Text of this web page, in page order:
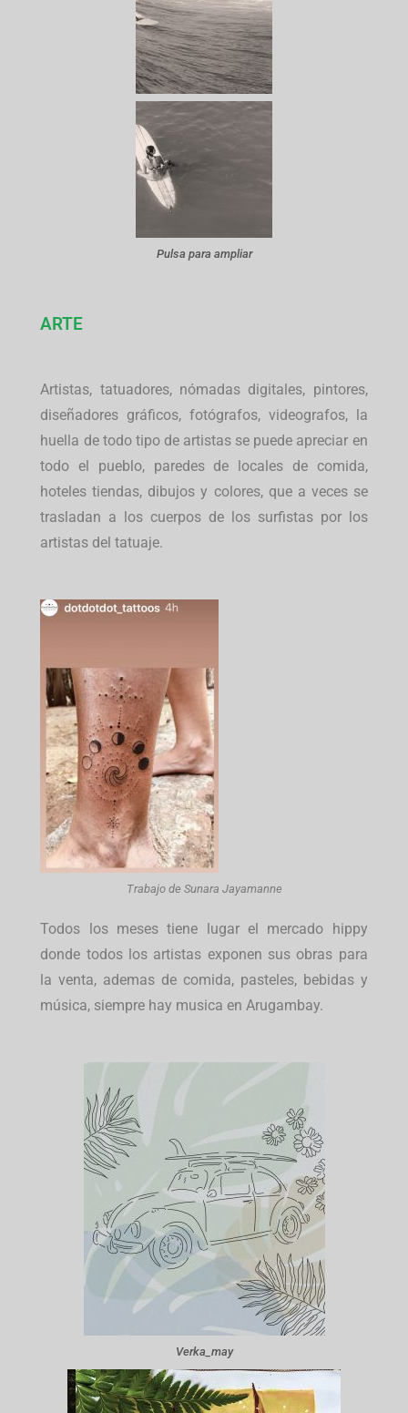
Pulsa para ampliar
ARTE
Artistas, tatuadores, nómadas digitales, pintores,
diseñadores gráficos, fotógrafos, videografos, la
huella de todo tipo de artistas se puede apreciar en
todo el pueblo, paredes de locales de comida,
hoteles tiendas, dibujos y colores, que a veces se
trasladan a los cuerpos de los surfistas por los
artistas del tatuaje.
Trabajo de Sunara Jayamanne
Todos los meses tiene lugar el mercado hippy
donde todos los artistas exponen sus obras para
la venta, ademas de comida, pasteles, bebidas y
música, siempre hay musica en Arugambay.
Verka_may